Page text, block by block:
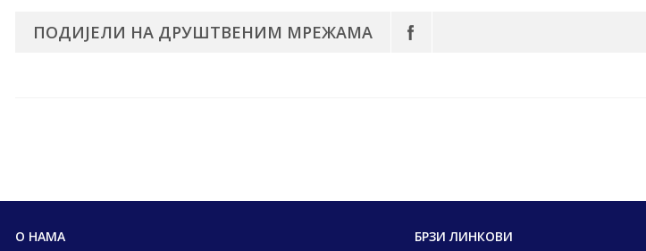
ПОДИЈЕЛИ НА ДРУШТВЕНИМ МРЕЖАМА
О НАМА БРЗИ ЛИНКОВИ